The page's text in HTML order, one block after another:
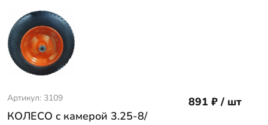
Артикул: 3109
КОЛЕСО c камерой 3.25-8/
891 ₽ / шт